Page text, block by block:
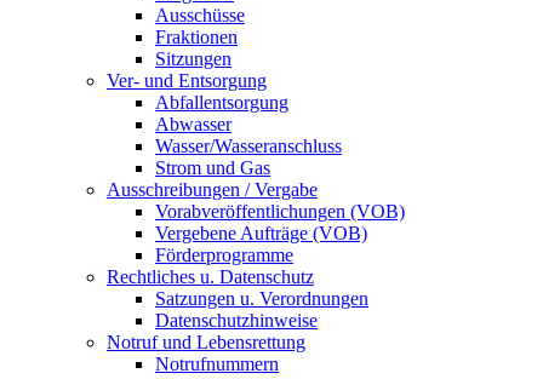
Ausschüsse
Fraktionen
Sitzungen
Ver- und Entsorgung
Abfallentsorgung
Abwasser
Wasser/Wasseranschluss
Strom und Gas
Ausschreibungen / Vergabe
Vorabveröffentlichungen (VOB)
Vergebene Aufträge (VOB)
Förderprogramme
Rechtliches u. Datenschutz
Satzungen u. Verordnungen
Datenschutzhinweise
Notruf und Lebensrettung
Notrufnummern